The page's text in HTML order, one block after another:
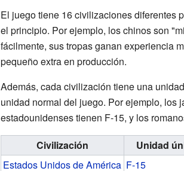
El juego tiene 16 civilizaciones diferentes
el principio. Por ejemplo, los chinos son
fácilmente, sus tropas ganan experiencia
pequeño extra en producción.
Además, cada civilización tiene una
unidad normal del juego. Por ejemplo, los
estadounidenses tienen F-15, y los
Civilización
Unidad
Estados Unidos de América F-15